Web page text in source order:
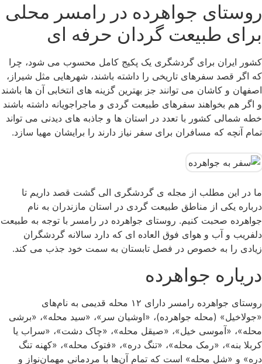
روستای جواهرده در رامسر محلی
برای طبیعت گردان حرفه ای
کشور ایران برای گردشگری یک پکیج کامل محسوب می شود، چرا
که اگر قصد سفرهای تاریخی را داشته باشند، شهرهایی مثل شیراز،
اصفهان و کاشان می توانند جز بهترین گزینه های انتخابی آن ها باشند
و اگر هم بخواهند سفرهای طبیعت گردی و ماجراجویانه داشته باشند
خطه شمالی کشور با تعدد در استان ها و جاذبه های دیدنی می تواند
تمام آنچه که مسافران برای سفر نیاز دارند را برایشان مهیا سازد.
ما در این مطلب از مجله ی گردشگری الی گشت قصد داریم تا
درباره یکی از مناطق طبیعت گردی در استان مازندران به نام
جواهرده صحبت کنیم. روستای جواهرده در رامسر با توجه به طبیعت
دلفریب و آب و هوای فوق العاده ای که دارد سالانه گردشگران
زیادی را به خصوص در فصل تابستان به سمت خود جذب می کند.
دریاره جواهرده
روستای جواهرده رامسر دارای ۱۲ محله قدیمی به نام‌های
«جولاخیل» (محله جواهرده)، «اوشیان سر»، «سید محله»، «برشی
محله»، «آموسی خیل»، «صیقل محله»، «چاک دشت»، «سراب یا
کربلا بنه»، «رمک محله»، «تنگ دره»، «فتوک محله»، «کهنه تنگ
دره» و «شل محله» است که تمام آن‌ها با مردمانی مهمان‌نواز و